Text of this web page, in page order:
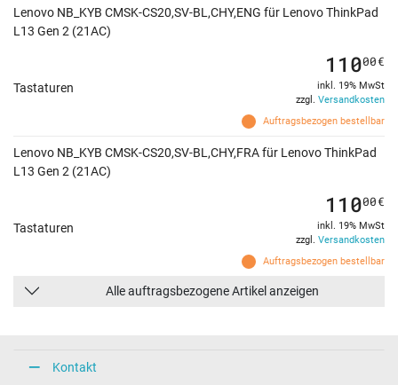
Lenovo NB_KYB CMSK-CS20,SV-BL,CHY,ENG für Lenovo ThinkPad
L13 Gen 2 (21AC)
Tastaturen
Auftragsbezogen bestellbar
11000€
inkl. 19% MwSt
zzgl. Versandkosten
Lenovo NB_KYB CMSK-CS20,SV-BL,CHY,FRA für Lenovo ThinkPad
L13 Gen 2 (21AC)
Tastaturen
Auftragsbezogen bestellbar
11000€
inkl. 19% MwSt
zzgl. Versandkosten
Alle auftragsbezogene Artikel anzeigen
Kontakt